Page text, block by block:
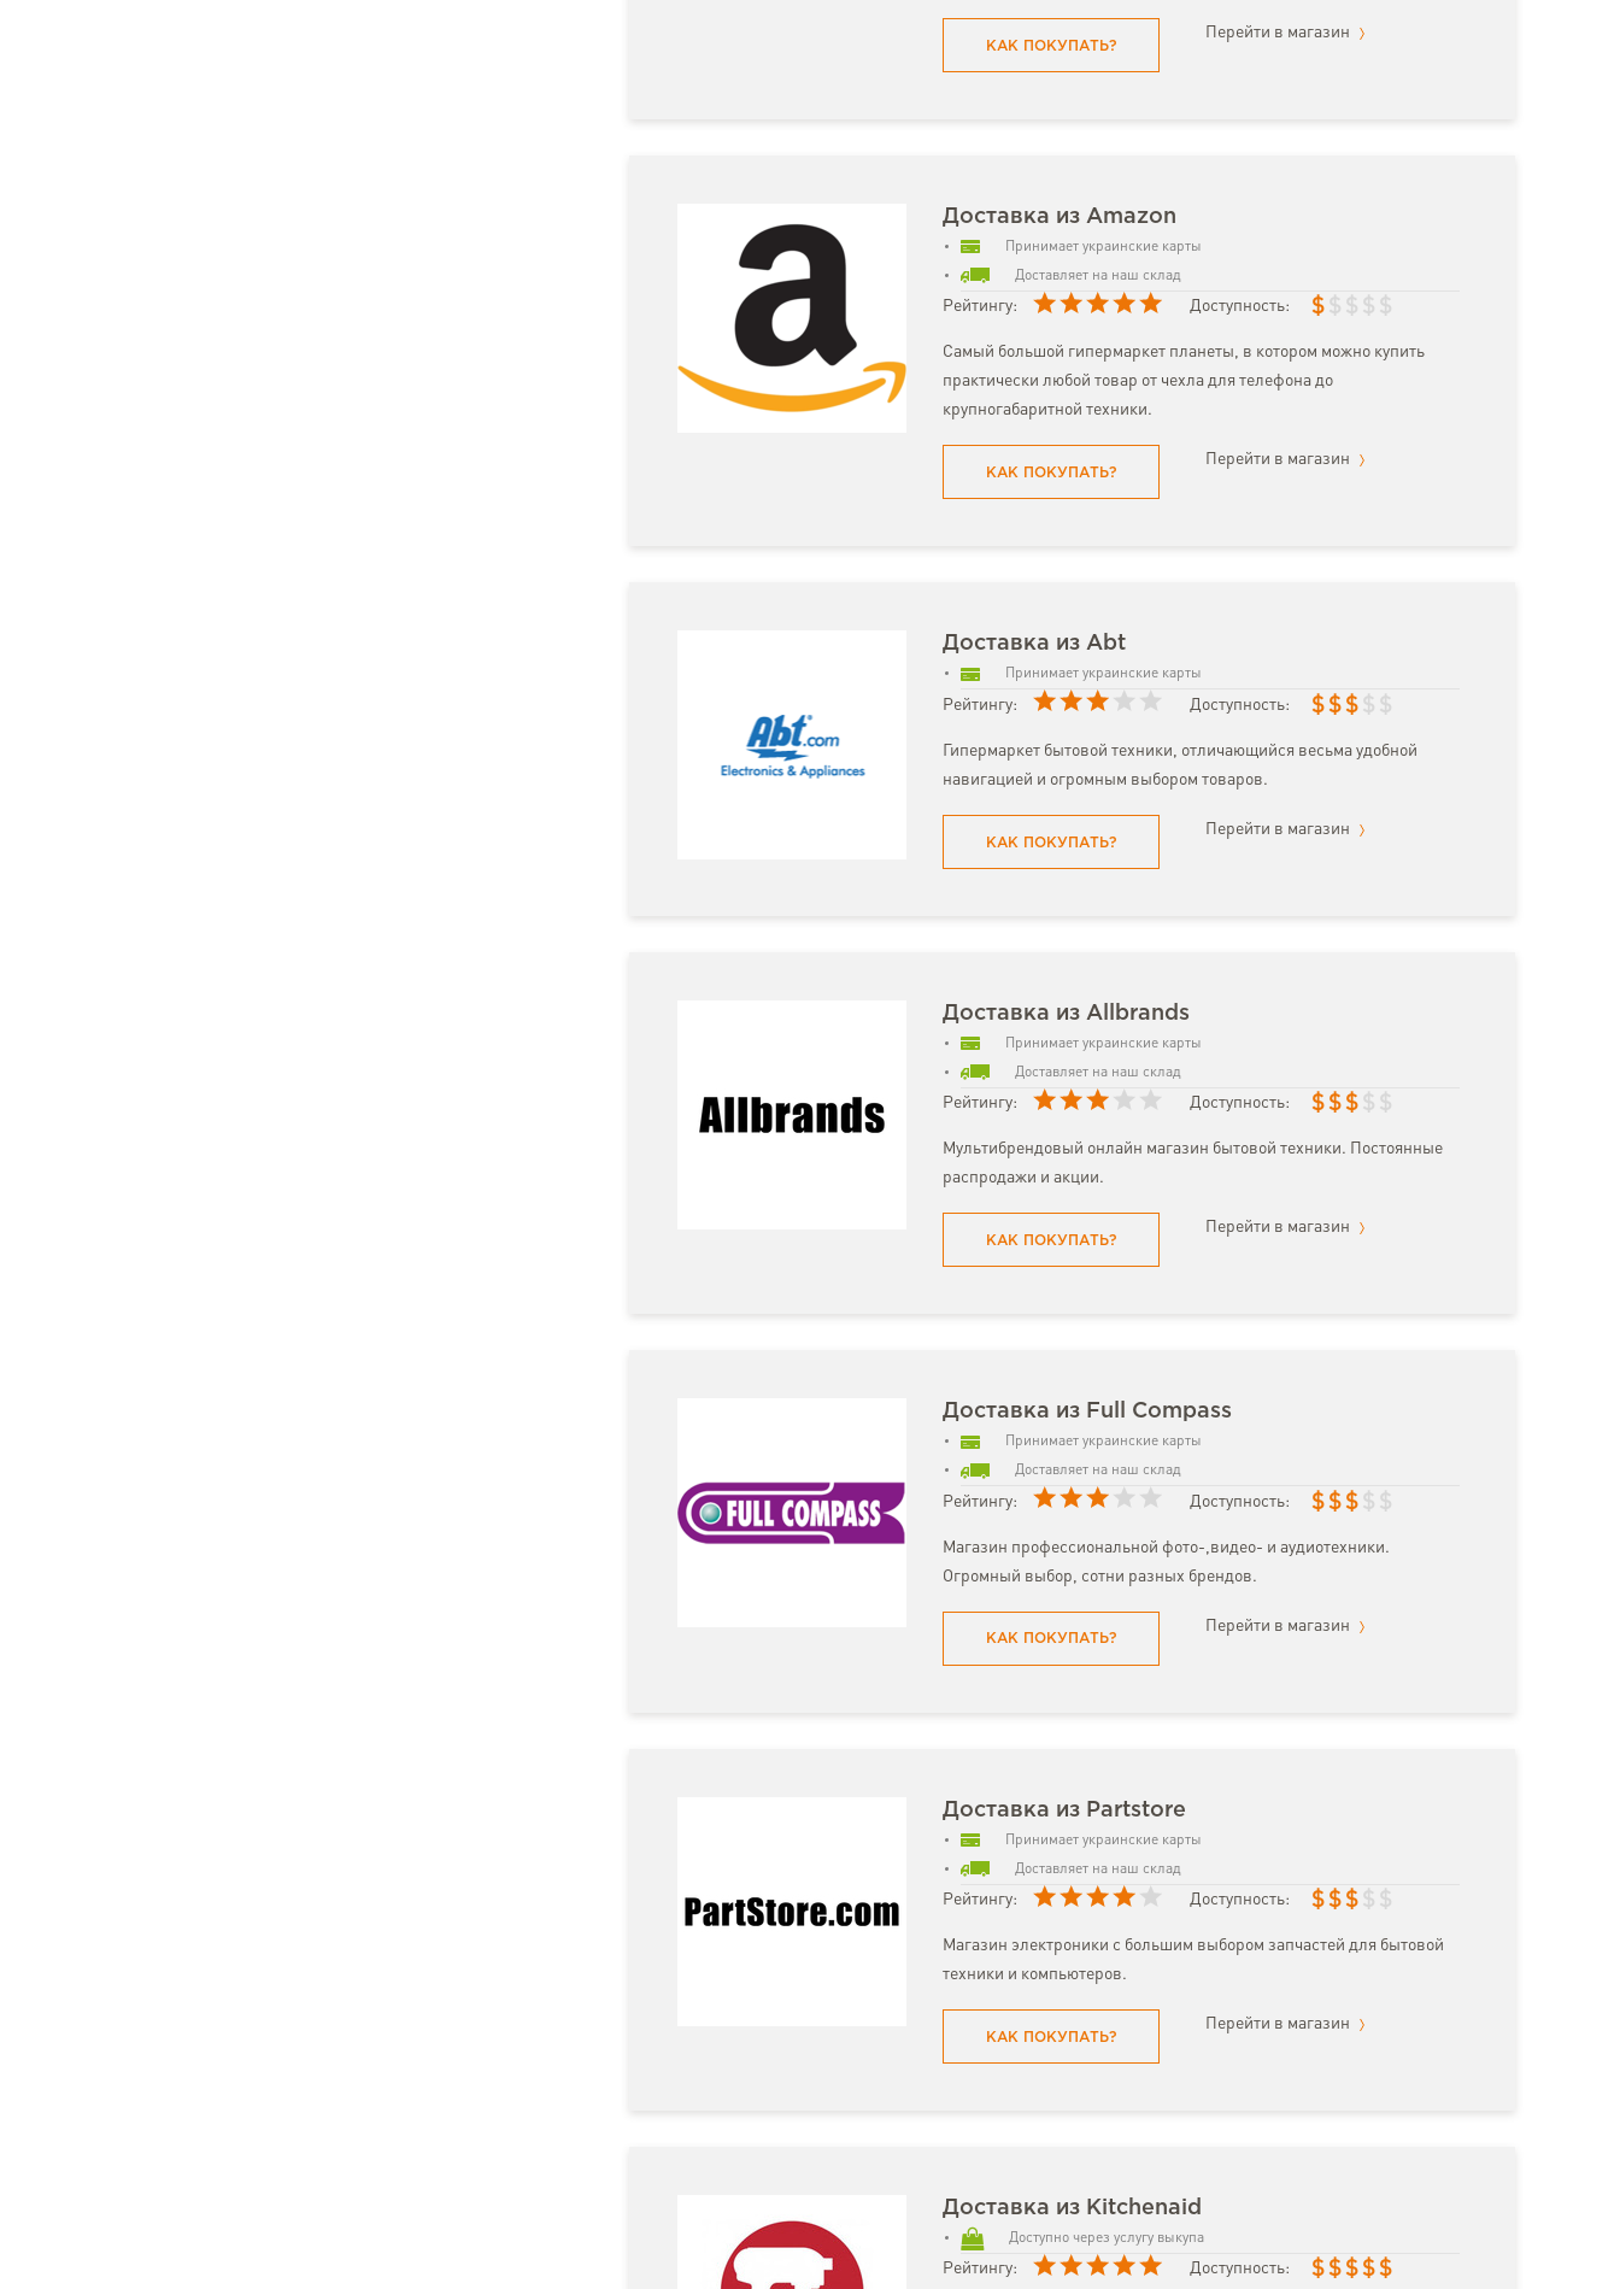
КАК ПОКУПАТЬ?
Перейти в магазин
Доставка из Amazon
Принимает украинские карты
Доставляет на наш склад
Рейтингу: Доступность: $ $ $ $ $
Самый большой гипермаркет планеты, в котором можно купить
практически любой товар от чехла для телефона до
крупногабаритной техники.
КАК ПОКУПАТЬ?
Перейти в магазин
Доставка из Abt
Принимает украинские карты
Рейтингу: Доступность: $ $ $ $ $
Гипермаркет бытовой техники, отличающийся весьма удобной
навигацией и огромным выбором товаров.
КАК ПОКУПАТЬ?
Перейти в магазин
Доставка из Allbrands
Принимает украинские карты
Доставляет на наш склад
Рейтингу: Доступность: $ $ $ $ $
Мультибрендовый онлайн магазин бытовой техники. Постоянные
распродажи и акции.
КАК ПОКУПАТЬ?
Перейти в магазин
Доставка из Full Compass
Принимает украинские карты
Доставляет на наш склад
Рейтингу: Доступность: $ $ $ $ $
Магазин профессиональной фото-,видео- и аудиотехники.
Огромный выбор, сотни разных брендов.
КАК ПОКУПАТЬ?
Перейти в магазин
Доставка из Partstore
Принимает украинские карты
Доставляет на наш склад
Рейтингу: Доступность: $ $ $ $ $
Магазин электроники с большим выбором запчастей для бытовой
техники и компьютеров.
КАК ПОКУПАТЬ?
Перейти в магазин
Доставка из Kitchenaid
Доступно через услугу выкупа
Рейтингу: Доступность: $ $ $ $ $